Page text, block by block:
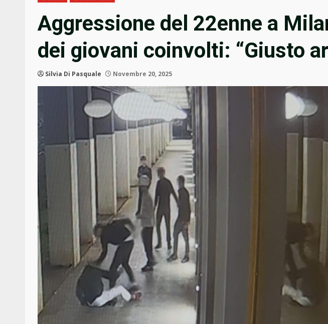
Aggressione del 22enne a
dei giovani coinvolti: “Giusto
Silvia Di Pasquale Novembre 20, 2025